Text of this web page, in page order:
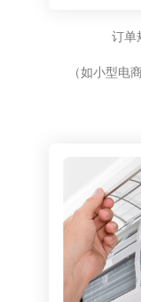
订单
（如小型电